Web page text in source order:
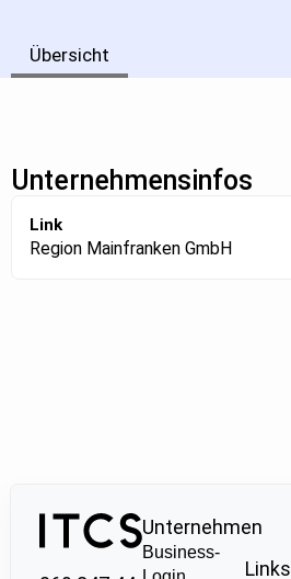
Übersicht
Unternehmensinfos
Link
Region Mainfranken GmbH
Unternehmen
Business-
Links